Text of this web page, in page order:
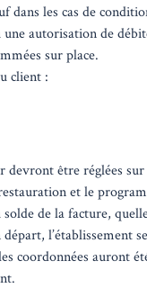
dans les cas de
autorisation de
sur place.
client :
être réglées
et le
de la facture,
l’établissement
coordonnées auront